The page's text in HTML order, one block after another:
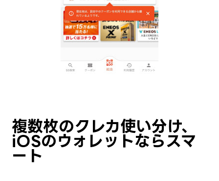
複数枚のクレカ使い分け、
iOSのウォレットならスマ
ート